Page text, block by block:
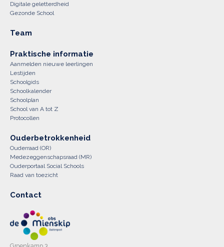
Digitale geletterdheid
Gezonde School
Team
Praktische informatie
Aanmelden nieuwe leerlingen
Lestijden
Schoolgids
Schoolkalender
Schoolplan
School van A tot Z
Protocollen
Ouderbetrokkenheid
Ouderraad (OR)
Medezeggenschapsraad (MR)
Ouderportaal Social Schools
Raad van toezicht
Contact